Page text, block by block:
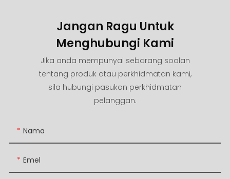
Jangan Ragu Untuk
Menghubungi Kami
Jika anda mempunyai sebarang soalan
tentang produk atau perkhidmatan kami,
sila hubungi pasukan perkhidmatan
pelanggan.
Nama
Emel